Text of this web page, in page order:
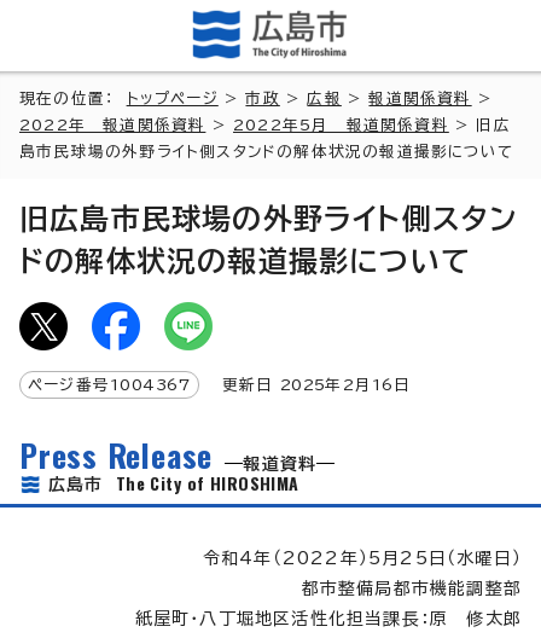
現在の位置： トップページ >市政 >広報 >報道関係資料
>
2022年 報道関係資料
> 2022年5月 報道関係資料
> 旧広
島市民球場の外野ライト側スタンドの解体状況の報道撮影について
旧広島市民球場の外野ライト側スタン
ドの解体状況の報道撮影について
ページ番号 1004367 更新日 2025年2月 16 日
Press Release
報道資料
広島市 The City of HIROSHIMA
令和4年（2022年）5月25日（水曜日）
都市整備局都市機能調整部
紙屋町・八丁堀地区活性化担当課長：原 修太郎